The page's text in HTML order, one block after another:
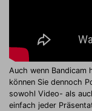
Auch wenn Bandicam
können Sie dennoch
sowohl Video- als
einfach jeder